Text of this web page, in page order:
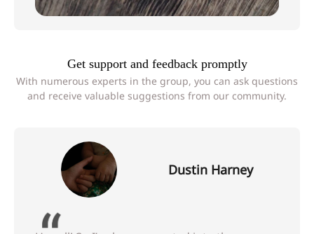
Get support and feedback promptly
With numerous experts in the group, you can ask questions
and receive valuable suggestions from our community.
Dustin Harney